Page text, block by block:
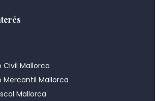
Civil Mallorca
Mercantil Mallorca
Mallorca